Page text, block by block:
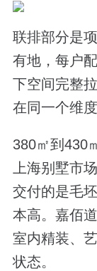
联排部分是
有地，每户
下空间完整
在同一个维度
380㎡到430
上海别墅市
交付的是毛
本高。嘉佰
室内精装、
状态。